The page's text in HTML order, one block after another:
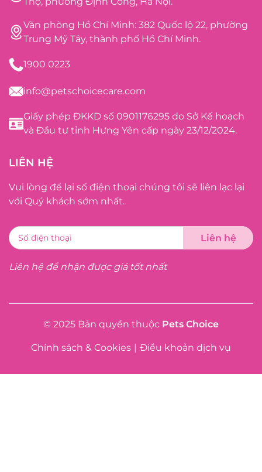
Văn phòng Hồ Chí Minh: 382 Quốc lộ 22, phường
Trung Mỹ Tây, thành phố Hồ Chí Minh.
1900 0223
info@petschoicecare.com
Giấy phép ĐKKD số 0901176295 do Sở Kế hoạch
và Đầu tư tỉnh Hưng Yên cấp ngày 23/12/2024.
LIÊN HỆ
Vui lòng để lại số điện thoại chúng tôi sẽ liên lạc lại
với Quý khách sớm nhất.
Liên hệ để nhận được giá tốt nhất
© 2025 Bản quyền thuộc Pets Choice
Chính sách & Cookies Điều khoản dịch vụ